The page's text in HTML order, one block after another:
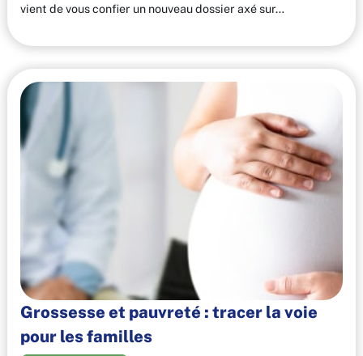
vient de vous confier un nouveau dossier axé sur…
Grossesse et pauvreté : tracer la voie
pour les familles